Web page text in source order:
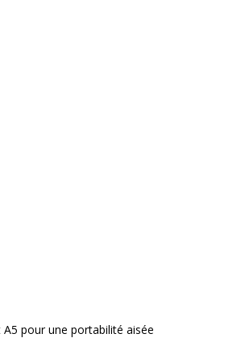
pour une portabilité aisée